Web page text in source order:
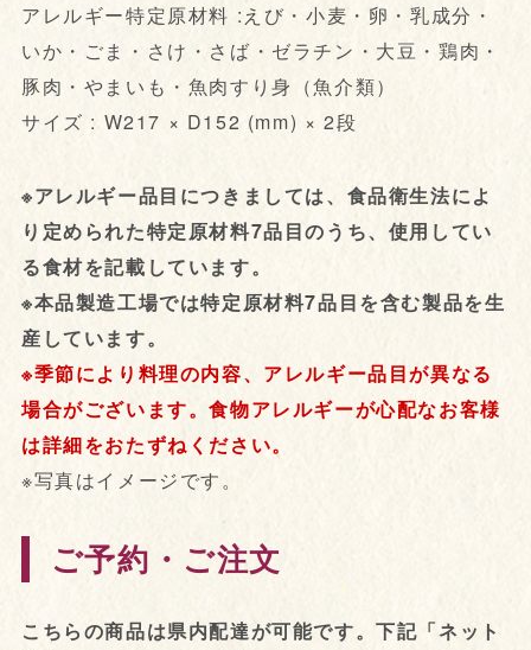
アレルギー特定原材料 :えび・小麦・卵・乳成分・
いか・ごま・さけ・さば・ゼラチン・大豆・鶏肉・
豚肉・やまいも・魚肉すり身（魚介類）
サイズ : W217 × D152 (mm) × 2段
※アレルギー品目につきましては、食品衛生法によ
り定められた特定原材料7品目のうち、使用してい
る食材を記載しています。
※本品製造工場では特定原材料7品目を含む製品を生
産しています。
※季節により料理の内容、アレルギー品目が異なる
場合がございます。食物アレルギーが心配なお客様
は詳細をおたずねください。
※写真はイメージです。
ご予約・ご注文
こちらの商品は県内配達が可能です。下記「ネット